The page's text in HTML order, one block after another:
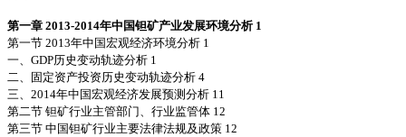
第一章 2013-2014年中国钽矿产业发展环境分析 1
第一节 2013年中国宏观经济环境分析 1
一、GDP历史变动轨迹分析 1
二、固定资产投资历史变动轨迹分析 4
三、2014年中国宏观经济发展预测分析 11
第二节 钽矿行业主管部门、行业监管体 12
第三节 中国钽矿行业主要法律法规及政策 12